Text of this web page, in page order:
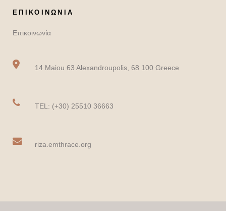
ΕΠΙΚΟΙΝΩΝΙΑ
Επικοινωνία
14 Maiou 63 Alexandroupolis, 68 100 Greece
TEL: (+30) 25510 36663
riza.emthrace.org